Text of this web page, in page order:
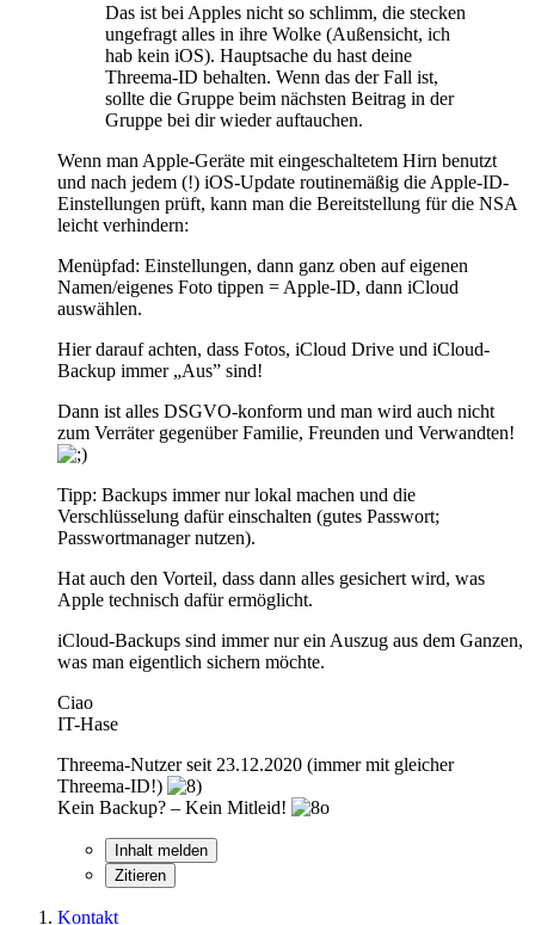
Das ist bei Apples nicht so schlimm, die stecken
ungefragt alles in ihre Wolke (Außensicht, ich
hab kein iOS). Hauptsache du hast deine
Threema-ID behalten. Wenn das der Fall ist,
sollte die Gruppe beim nächsten Beitrag in der
Gruppe bei dir wieder auftauchen.
Wenn man Apple-Geräte mit eingeschaltetem Hirn benutzt
und nach jedem (!) iOS-Update routinemäßig die Apple-ID-
Einstellungen prüft, kann man die Bereitstellung für die NSA
leicht verhindern:
Menüpfad: Einstellungen, dann ganz oben auf eigenen
Namen/eigenes Foto tippen = Apple-ID, dann iCloud
auswählen.
Hier darauf achten, dass Fotos, iCloud Drive und iCloud-
Backup immer „Aus” sind!
Dann ist alles DSGVO-konform und man wird auch nicht
zum Verräter gegenüber Familie, Freunden und Verwandten!
Tipp: Backups immer nur lokal machen und die
Verschlüsselung dafür einschalten (gutes Passwort;
Passwortmanager nutzen).
Hat auch den Vorteil, dass dann alles gesichert wird, was
Apple technisch dafür ermöglicht.
iCloud-Backups sind immer nur ein Auszug aus dem Ganzen,
was man eigentlich sichern möchte.
Ciao
IT-Hase
Threema-Nutzer seit 23.12.2020 (immer mit gleicher
Threema-ID!)
Kein Backup? – Kein Mitleid!
Inhalt melden
Zitieren
Kontakt